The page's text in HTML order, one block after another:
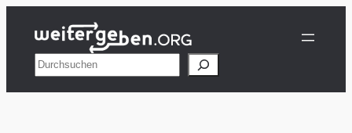
Inhalt
springenSuchen